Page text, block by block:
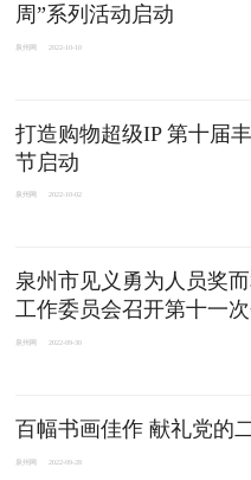
周”系列活动启动
泉州网 2022-10-10
打造购物超级IP 第十届
节启动
泉州网 2022-10-02
泉州市见义勇为人员奖
工作委员会召开第十一
泉州网 2022-09-30
百幅书画佳作 献礼党的
泉州网 2022-09-28